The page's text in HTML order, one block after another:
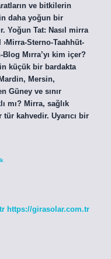
ve bitkilerin
daha yoğun bir
Yoğun Tat: Nasıl mirra
Sterno-Taahhüt-
Mırra’yı kim içer?
küçük bir bardakta
Mersin,
Güney ve sınır
mı? Mirra, sağlık
kahvedir. Uyarıcı bir
https://girasolar.com.tr